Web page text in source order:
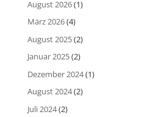
August 2026(1)
März 2026(4)
August 2025(2)
Januar 2025(2)
Dezember 2024(1)
August 2024(2)
Juli 2024(2)